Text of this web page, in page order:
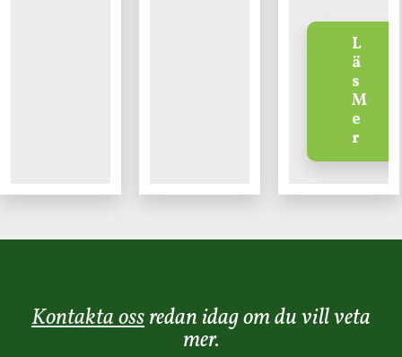
L
ä
s
M
e
r
Kontakta ossredan idag om du vill veta
mer.